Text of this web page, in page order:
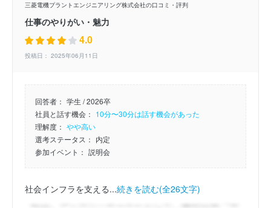
三菱電機プラントエンジニアリング株式会社の口コミ・評判
仕事のやりがい・魅力
4.0
投稿日： 2025年06月11日
回答者： 学生 / 2026卒
社員と話す機会： 10分〜30分は話す機会があった
理解度： やや高い
選考ステータス： 内定
参加イベント： 説明会
社会インフラを支える...続きを読む(全26文字)